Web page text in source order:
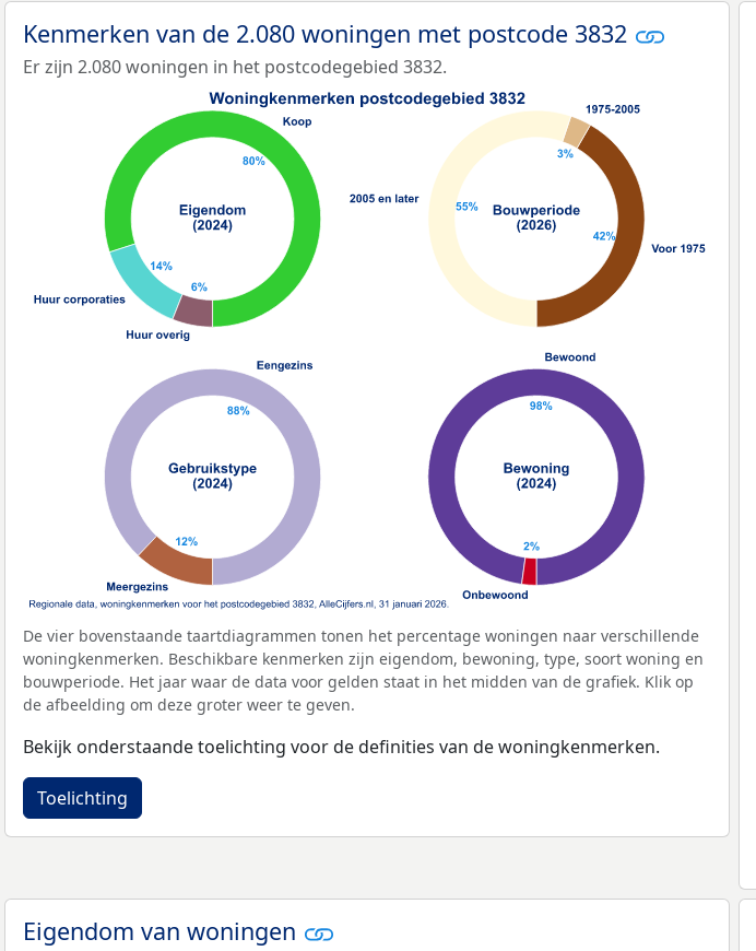
Kenmerken van de 2.080 woningen met postcode 3832
Er zijn 2.080 woningen in het postcodegebied 3832.
De vier bovenstaande taartdiagrammen tonen het percentage woningen naar verschillende
woningkenmerken. Beschikbare kenmerken zijn eigendom, bewoning, type, soort woning en
bouwperiode. Het jaar waar de data voor gelden staat in het midden van de grafiek. Klik op
de afbeelding om deze groter weer te geven.
Bekijk onderstaande toelichting voor de definities van de woningkenmerken.
Toelichting
Eigendom van woningen